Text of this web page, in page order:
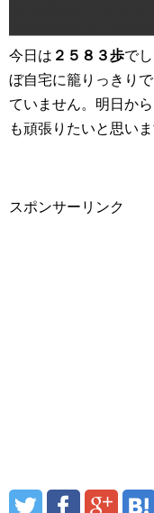
今日は ２５８３歩で
ぼ自宅に籠りっきり
ていません。明日か
も頑張りたいと思いま
スポンサーリンク